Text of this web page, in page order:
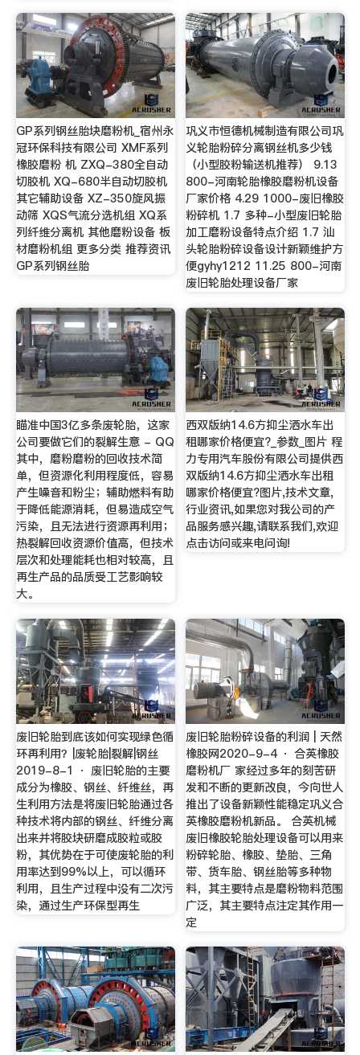
GP系列钢丝胎块磨粉机_宿州永
冠环保科技有限公司 XMF系列
橡胶磨粉 机 ZXQ-380全自动
切胶机 XQ-680半自动切胶机
其它辅助设备 XZ-350旋风振
动筛 XQS气流分选机组 XQ系
列纤维分离机 其他磨粉设备 板
材磨粉机组 更多分类 推荐资讯
GP系列钢丝胎
巩义市恒德机械制造有限公司巩
义轮胎粉碎分离钢丝机多少钱
（小型胶粉输送机推荐） 9.13
800-河南轮胎橡胶磨粉机设备
厂家价格 4.29 1000-废旧橡胶
粉碎机 1.7 多种-小型废旧轮胎
加工磨粉设备特点介绍 1.7 汕
头轮胎粉碎设备设计新颖维护方
便gyhy1212 11.25 800-河南
废旧轮胎处理设备厂家
瞄准中国3亿多条废轮胎，这家
公司要做它们的裂解生意 - QQ
其中，磨粉磨粉的回收技术简
单，但资源化利用程度低，容易
产生噪音和粉尘；辅助燃料有助
于降低能源消耗，但易造成空气
污染，且无法进行资源再利用；
热裂解回收资源价值高，但技术
层次和处理能耗也相对较高，且
再生产品的品质受工艺影响较
大。
西双版纳14.6方抑尘洒水车出
租哪家价格便宜?_参数_图片 程
力专用汽车股份有限公司提供西
双版纳14.6方抑尘洒水车出租
哪家价格便宜?图片,技术文章,
行业资讯,如果您对我公司的产
品服务感兴趣,请联系我们,欢迎
点击访问或来电问询!
废旧轮胎到底该如何实现绿色循
环再利用？|废轮胎|裂解|钢丝
2019-8-1 · 废旧轮胎的主要
成分为橡胶、钢丝、纤维丝，再
生利用方法是将废旧轮胎通过各
种技术将内部的钢丝、纤维分离
出来并将胶块研磨成胶粒或胶
粉，其优势在于可使废轮胎的利
用率达到99%以上，可以循环
利用，且生产过程中没有二次污
染，通过生产环保型再生
废旧轮胎粉碎设备的利润 | 天然
橡胶网2020-9-4 · 合英橡胶
磨粉机厂 家经过多年的刻苦研
发和不断的更新改良，今向世人
推出了设备新颖性能稳定巩义合
英橡胶磨粉机新品。 合英机械
废旧橡胶轮胎处理设备可以用来
粉碎轮胎、橡胶、垫胎、三角
带、货车胎、钢丝胎等多种物
料，其主要特点是磨粉物料范围
广泛，其主要特点注定其作用一
定